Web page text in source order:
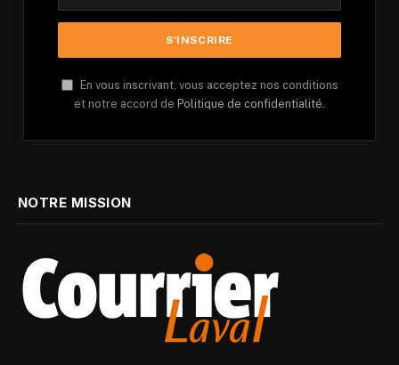
En vous inscrivant, vous acceptez nos conditions
et notre accord de Politique de confidentialité.
NOTRE MISSION